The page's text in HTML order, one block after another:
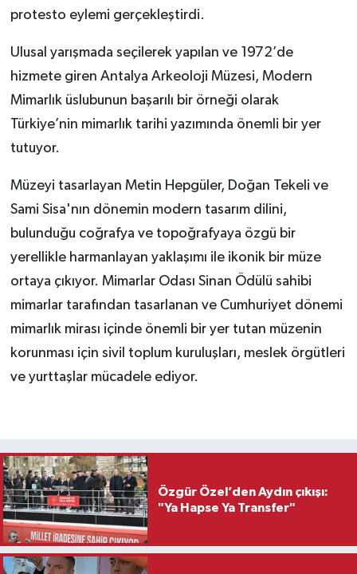
protesto eylemi gerçekleştirdi.
Ulusal yarışmada seçilerek yapılan ve 1972’de
hizmete giren Antalya Arkeoloji Müzesi, Modern
Mimarlık üslubunun başarılı bir örneği olarak
Türkiye’nin mimarlık tarihi yazımında önemli bir yer
tutuyor.
Müzeyi tasarlayan Metin Hepgüler, Doğan Tekeli ve
Sami Sisa'nın dönemin modern tasarım dilini,
bulunduğu coğrafya ve topoğrafyaya özgü bir
yerellikle harmanlayan yaklaşımı ile ikonik bir müze
ortaya çıkıyor. Mimarlar Odası Sinan Ödülü sahibi
mimarlar tarafından tasarlanan ve Cumhuriyet dönemi
mimarlık mirası içinde önemli bir yer tutan müzenin
korunması için sivil toplum kuruluşları, meslek örgütleri
ve yurttaşlar mücadele ediyor.
Özgür Özel’den Aydın çıkışı:
"Ya Hapse Ya Transfer"